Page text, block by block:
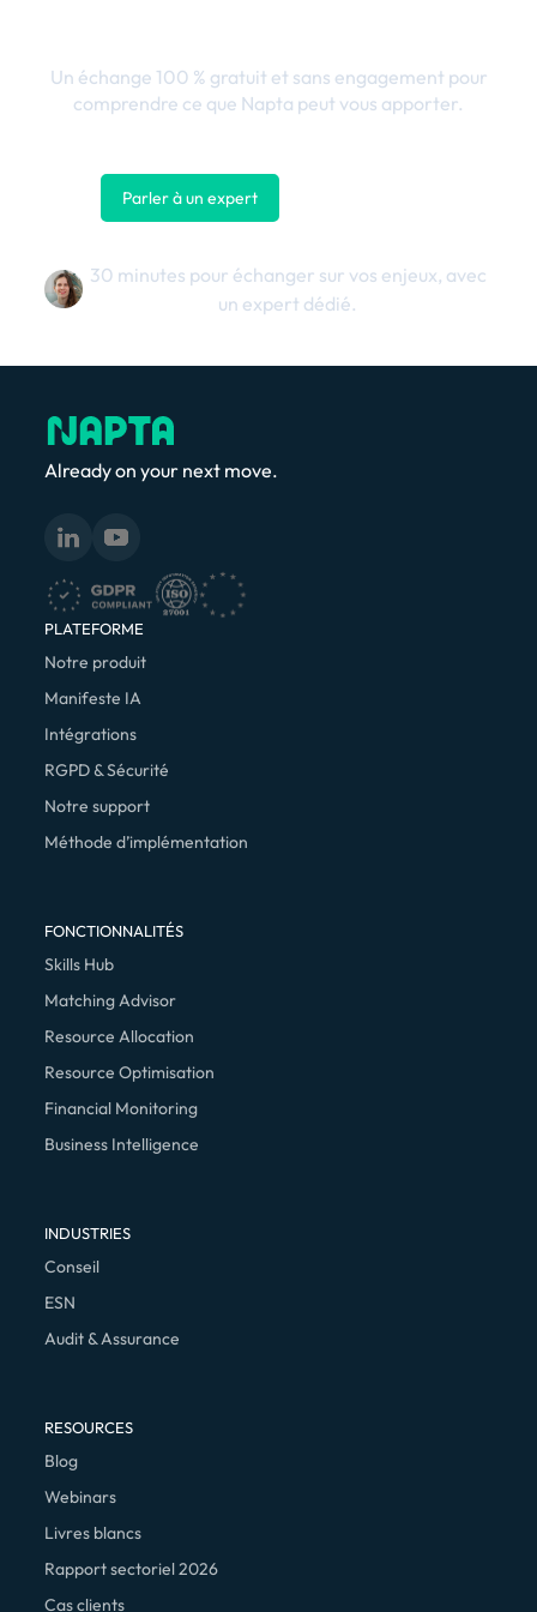
Un échange 100 % gratuit et sans engagement pour
comprendre ce que Napta peut vous apporter.
Parler à un expert
30 minutes pour échanger sur vos enjeux, avec
un expert dédié.
Already on your next move.
PLATEFORME
Notre produit
Manifeste IA
Intégrations
RGPD & Sécurité
Notre support
Méthode d’implémentation
FONCTIONNALITÉS
Skills Hub
Matching Advisor
Resource Allocation
Resource Optimisation
Financial Monitoring
Business Intelligence
INDUSTRIES
Conseil
ESN
Audit & Assurance
RESOURCES
Blog
Webinars
Livres blancs
Rapport sectoriel 2026
Cas clients